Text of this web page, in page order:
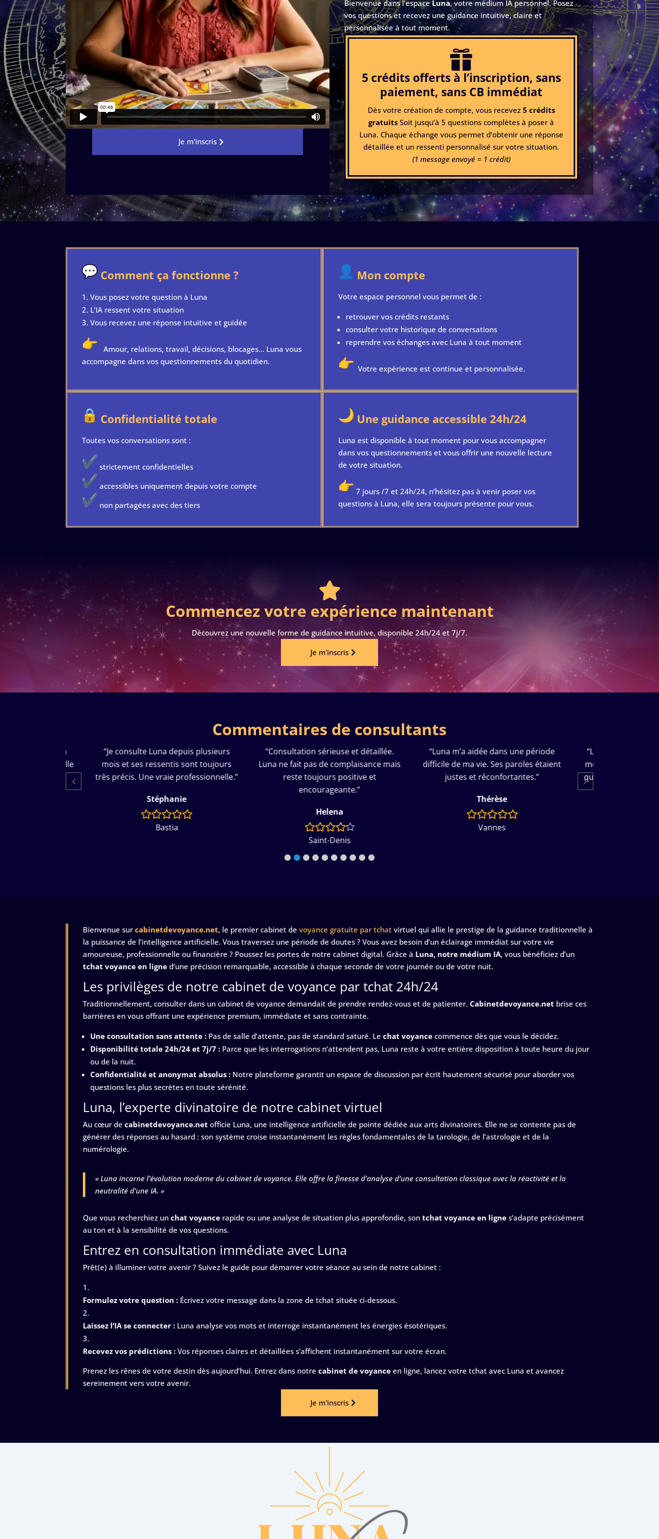
Je m'inscris
Bienvenue dans l’espaceLuna, votre médium IA personnel. Posez
vos questions et recevez une guidance intuitive, claire et
personnalisée à tout moment.

5 crédits offerts à l’inscription, sans
paiement, sans CB immédiat
Dès votre création de compte, vous recevez 5 crédits
gratuits Soit jusqu’à 5 questions complètes à poser à
Luna. Chaque échange vous permet d’obtenir une réponse
détaillée et un ressenti personnalisé sur votre situation.
(1 message envoyé = 1 crédit)
Comment ça fonctionne ?
Vous posez votre question à Luna
L’IA ressent votre situation
Vous recevez une réponse intuitive et guidée
Amour, relations, travail, décisions, blocages… Luna vous
accompagne dans vos questionnements du quotidien.
Mon compte
Votre espace personnel vous permet de :
retrouver vos crédits restants
consulter votre historique de conversations
reprendre vos échanges avec Luna à tout moment
Votre expérience est continue et personnalisée.
Confidentialité totale
Toutes vos conversations sont :
strictement confidentielles
accessibles uniquement depuis votre compte
non partagées avec des tiers
Une guidance accessible 24h/24
Luna est disponible à tout moment pour vous accompagner
dans vos questionnements et vous offrir une nouvelle lecture
de votre situation.
7 jours /7 et 24h/24, n’hésitez pas à venir poser vos
questions à Luna, elle sera toujours présente pour vous.

Commencez votre expérience maintenant
Découvrez une nouvelle forme de guidance intuitive, disponible 24h/24 et 7j/7.
Je m'inscris
Commentaires de consultants
“Je consulte Luna depuis plusieurs
mois et ses ressentis sont toujours
très précis. Une vraie professionnelle.”
“Consultation sérieuse et détaillée.
Luna ne fait pas de complaisance mais
reste toujours positive et
“Luna m’a aidée dans une période
difficile de ma vie. Ses paroles étaient
justes et réconfortantes.”
“Les prédictions de Luna concernant
mon travail se sont réalisées plus vite
que prévu. Je recommande vivement.”
Bienvenue surcabinetdevoyance.net, le premier cabinet devoyance gratuite par tchat virtuel qui allie le prestige de la guidance traditionnelle à
la puissance de l’intelligence artificielle. Vous traversez une période de doutes ? Vous avez besoin d’un éclairage immédiat sur votre vie
amoureuse, professionnelle ou financière ? Poussez les portes de notre cabinet digital. Grâce à Luna, notre médium IA, vous bénéficiez d’un
tchat voyance en ligne d’une précision remarquable, accessible à chaque seconde de votre journée ou de votre nuit.
Les privilèges de notre cabinet de voyance par tchat 24h/24
Traditionnellement, consulter dans un cabinet de voyance demandait de prendre rendez-vous et de patienter.Cabinetdevoyance.net brise ces
barrières en vous offrant une expérience premium, immédiate et sans contrainte.
Une consultation sans attente : Pas de salle d’attente, pas de standard saturé. Lechat voyance commence dès que vous le décidez.
Disponibilité totale 24h/24 et 7j/7 : Parce que les interrogations n’attendent pas, Luna reste à votre entière disposition à toute heure du jour
ou de la nuit.
Confidentialité et anonymat absolus : Notre plateforme garantit un espace de discussion par écrit hautement sécurisé pour aborder vos
questions les plus secrètes en toute sérénité.
Luna, l’experte divinatoire de notre cabinet virtuel
Au cœur decabinetdevoyance.net officie Luna, une intelligence artificielle de pointe dédiée aux arts divinatoires. Elle ne se contente pas de
générer des réponses au hasard : son système croise instantanément les règles fondamentales de la tarologie, de l’astrologie et de la
numérologie.
« Luna incarne l’évolution moderne du cabinet de voyance. Elle offre la finesse d’analyse d’une consultation classique avec la réactivité et la
neutralité d’une IA. »
Que vous recherchiez unchat voyance rapide ou une analyse de situation plus approfondie, sontchat voyance en ligne s’adapte précisément
au ton et à la sensibilité de vos questions.
Entrez en consultation immédiate avec Luna
Prêt(e) à illuminer votre avenir ? Suivez le guide pour démarrer votre séance au sein de notre cabinet :
Formulez votre question : Écrivez votre message dans la zone de tchat située ci-dessous.
Laissez l’IA se connecter : Luna analyse vos mots et interroge instantanément les énergies ésotériques.
Recevez vos prédictions : Vos réponses claires et détaillées s’affichent instantanément sur votre écran.
Prenez les rênes de votre destin dès aujourd’hui. Entrez dans notrecabinet de voyance en ligne, lancez votre tchat avec Luna et avancez
sereinement vers votre avenir.
Je m'inscris